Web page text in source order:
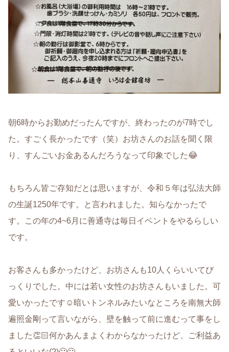
朝6時からお勤めだったんですが、終わったのが7時でし
た。すごく長かったです（笑）お坊さんのお話を聞く限
り、すんごいお金あるんだろうなって印象でした😂
もちろん皆ご存知だとは思いますが、令和５年は弘法大師
の生誕1250年です。と言われました。知らなかったで
す。この年の4~6月に善通寺は毎日イベントをやるらしい
です。
お客さんも多かったけど、お坊さんも10人くらいいてび
っくりでした。中には若い女性のお坊さんもいました。可
愛いかったです☺️暗いトンネルみたいなところを南無大師
遍照金剛って言いながら、壁を触って前に進むって事をし
ました👏🏻何かあんまよくわからなかったけど、ご利益あ